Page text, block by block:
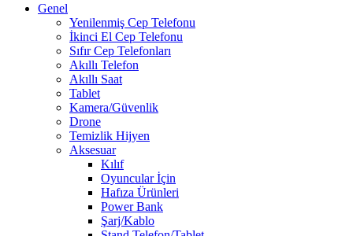
Genel
Yenilenmiş Cep Telefonu
İkinci El Cep Telefonu
Sıfır Cep Telefonları
Akıllı Telefon
Akıllı Saat
Tablet
Kamera/Güvenlik
Drone
Temizlik Hijyen
Aksesuar
Kılıf
Oyuncular İçin
Hafıza Ürünleri
Power Bank
Şarj/Kablo